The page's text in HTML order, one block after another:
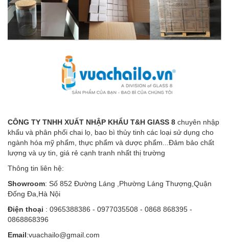
CÔNG TY TNHH XUẤT NHẬP KHẨU T&H GlASS 8 chuyên nhập
khẩu và phân phối chai lọ, bao bì thủy tinh các loại sử dụng cho
ngành hóa mỹ phẩm, thực phẩm và dược phẩm...Đảm bảo chất
lượng và uy tin, giá rẻ cạnh tranh nhất thị trường
Thông tin liên hệ:
Showroom: Số 852 Đường Láng ,Phường Láng Thượng,Quận
Đống Đa,Hà Nội
Điện thoại : 0965388386 - 0977035508 - 0868 868395 -
0868868396
Email:vuachailo@gmail.com